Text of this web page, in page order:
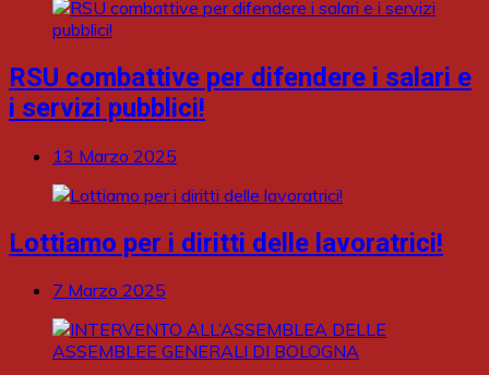
RSU combattive per difendere i salari e
i servizi pubblici!
13 Marzo 2025
Lottiamo per i diritti delle lavoratrici!
7 Marzo 2025